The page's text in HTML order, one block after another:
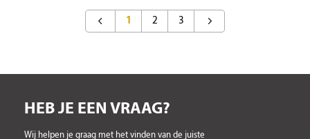
1 2 3
HEB JE EEN VRAAG?
Wij helpen je graag met het vinden van de juiste